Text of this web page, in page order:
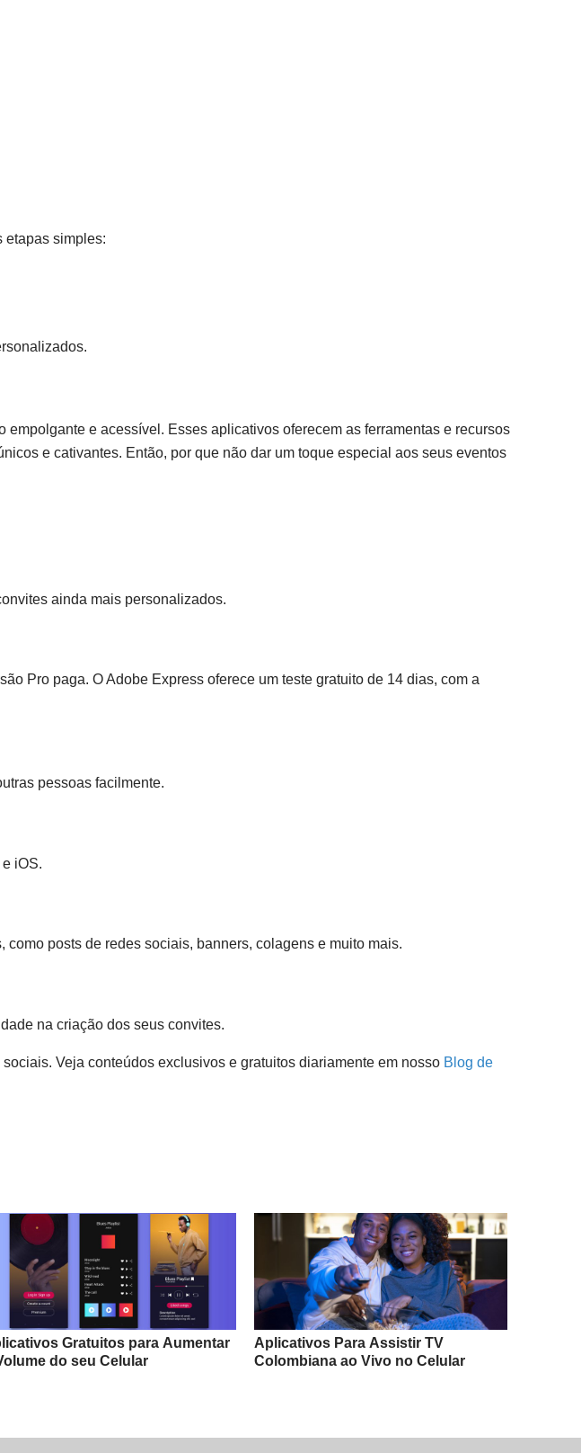
etapas simples:
e acessível. Esses aplicativos oferecem as ferramentas e recursos
e cativantes. Então, por que não dar um toque especial aos seus eventos
ainda mais personalizados.
Pro paga. O Adobe Express oferece um teste gratuito de 14 dias, com a
pessoas facilmente.
iOS.
posts de redes sociais, banners, colagens e muito mais.
na criação dos seus convites.
Veja conteúdos exclusivos e gratuitos diariamente em nosso Blog de
Gratuitos para Aumentar
do seu Celular
Aplicativos Para Assistir TV
Colombiana ao Vivo no Celular